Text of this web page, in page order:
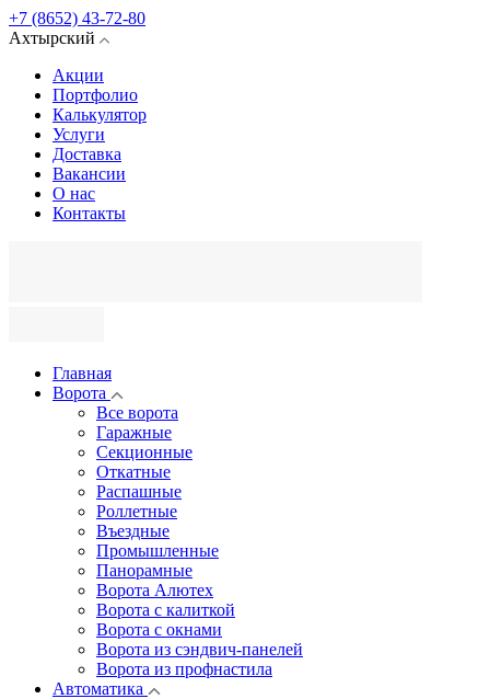
+7 (8652) 43-72-80
Ахтырский
Акции
Портфолио
Калькулятор
Услуги
Доставка
Вакансии
О нас
Контакты
Главная
Ворота
Все ворота
Гаражные
Секционные
Откатные
Распашные
Роллетные
Въездные
Промышленные
Панорамные
Ворота Алютех
Ворота с калиткой
Ворота c окнами
Ворота из сэндвич-панелей
Ворота из профнастила
Автоматика